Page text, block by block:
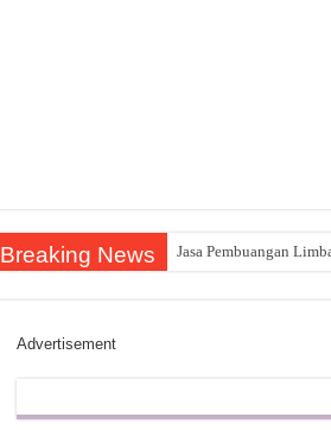
Breaking News Jasa Pembuangan
Advertisement